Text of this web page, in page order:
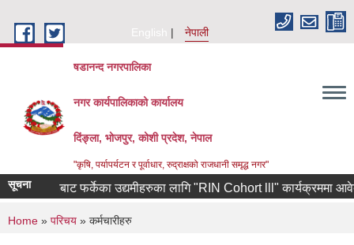
English
नेपाली
षडानन्द नगरपालिका
नगर कार्यपालिकाको कार्यालय
दिंङ्ला, भोजपुर, कोशी प्रदेश, नेपाल
"कृषि, पर्यापर्यटन र पूर्वाधार, रुद्राक्षको राजधानी समृद्ध नगर"
सूचना फर्केका उद्यमीहरुका लागि "RIN Cohort lll" कार्यक्रममा आवेदन पेश
You are here
Home » परिचय » कर्मचारीहरु